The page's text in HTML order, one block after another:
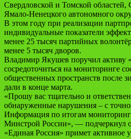
Свердловской и Томской областей,
Ямало-Ненецкого автономного
В этом году при реализации
индивидуальные показатели
менее 25 тысяч партийных
менее 5 тысяч дворов.
Владимир Якушев поручил активу
сосредоточиться на мониторинге
общественных пространств после
дали в конце марта.
«Прошу вас тщательно и
обнаруженные нарушения – с
Информация по итогам
Минстрой России», — подчеркнул
«Единая Россия» примет активное